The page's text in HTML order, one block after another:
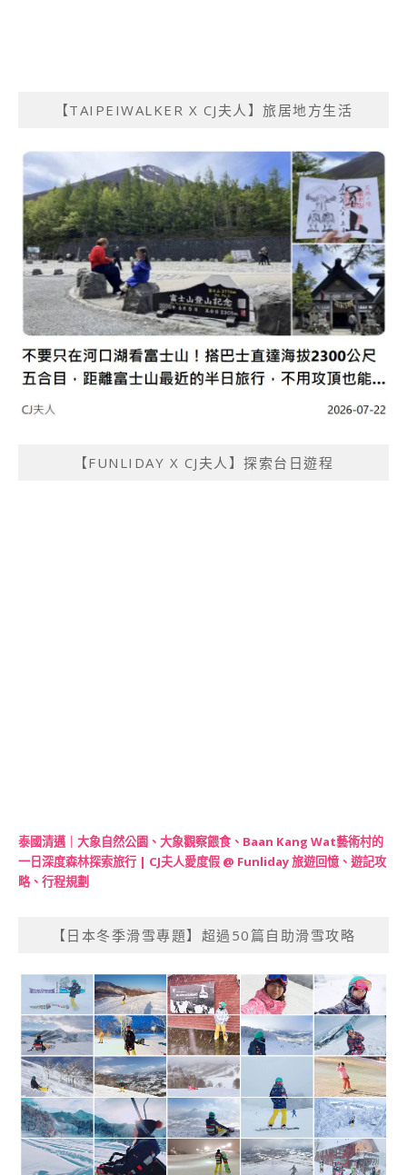
【TAIPEIWALKER X CJ夫人】旅居地方生活
【FUNLIDAY X CJ夫人】探索台日遊程
泰國清邁｜大象自然公園、大象觀察餵食、Baan Kang Wat藝術村的
一日深度森林探索旅行 | CJ夫人愛度假 @ Funliday 旅遊回憶、遊記攻
略、行程規劃
【日本冬季滑雪專題】超過50篇自助滑雪攻略